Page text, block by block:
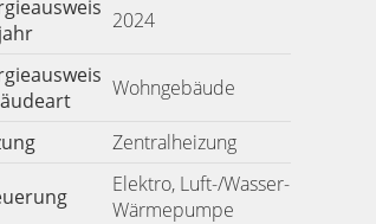
2024
Wohngebäude
Zentralheizung
Elektro, Luft-/Wasser-
Wärmepumpe